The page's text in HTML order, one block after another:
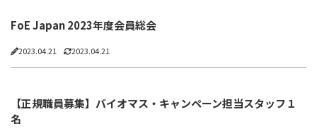
FoE Japan 2023年度会員総会
2023.04.21 2023.04.21
【正規職員募集】バイオマス・キャンペーン担当スタッフ１
名